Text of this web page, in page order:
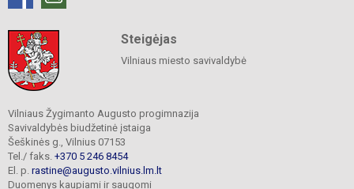
Steigėjas
Vilniaus miesto savivaldybė
Vilniaus Žygimanto Augusto progimnazija
Savivaldybės biudžetinė įstaiga
Šeškinės g., Vilnius 07153
Tel./ faks. +370 5 246 8454
El. p. rastine@augusto.vilnius.lm.lt
Duomenys kaupiami ir saugomi